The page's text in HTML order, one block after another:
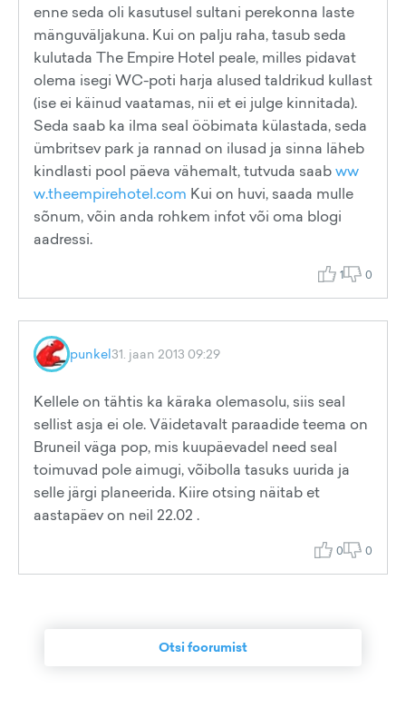
enne seda oli kasutusel sultani perekonna laste
mänguväljakuna. Kui on palju raha, tasub seda
kulutada The Empire Hotel peale, milles pidavat
olema isegi WC-poti harja alused taldrikud kullast
(ise ei käinud vaatamas, nii et ei julge kinnitada).
Seda saab ka ilma seal ööbimata külastada, seda
ümbritsev park ja rannad on ilusad ja sinna läheb
kindlasti pool päeva vähemalt, tutvuda saabww
w.theempirehotel.com Kui on huvi, saada mulle
sõnum, võin anda rohkem infot või oma blogi
aadressi.
1 0
punkel31. jaan 2013 09:29
Kellele on tähtis ka käraka olemasolu, siis seal
sellist asja ei ole. Väidetavalt paraadide teema on
Bruneil väga pop, mis kuupäevadel need seal
toimuvad pole aimugi, võibolla tasuks uurida ja
selle järgi planeerida. Kiire otsing näitab et
aastapäev on neil 22.02 .
0 0
Otsi foorumist